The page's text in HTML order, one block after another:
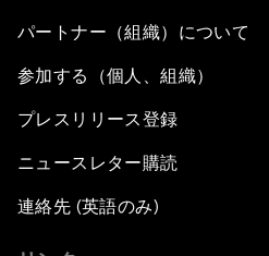
パートナー（組織）について
参加する（個人、組織）
プレスリリース登録
ニュースレター購読
連絡先 (英語のみ)